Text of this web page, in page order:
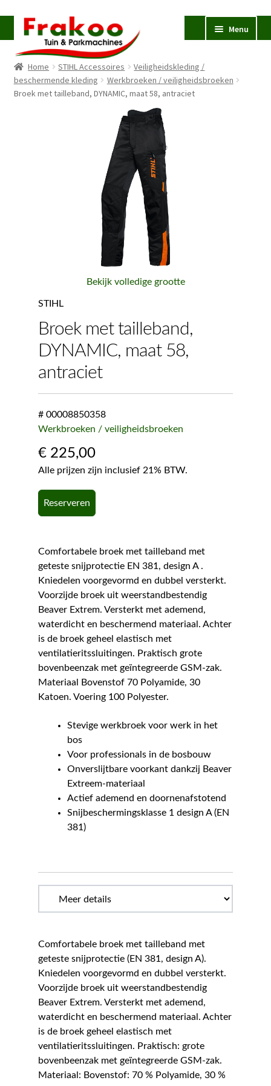
Ga
door
naar
navigatie
Ga
naar
de
inhoud
Menu
Homepage
Verkoop en Reparatie
Home STIHL Accessoires
Veiligheidskleding /
beschermende kleding
Werkbroeken / veiligheidsbroeken
Broek met tailleband, DYNAMIC, maat 58, antraciet
Bekijk volledige grootte
STIHL
Broek met tailleband,
DYNAMIC, maat 58,
antraciet
# 00008850358
Werkbroeken / veiligheidsbroeken
€225,00
Alle prijzen zijn inclusief 21% BTW.
Reserveren
Comfortabele broek met tailleband met
geteste snijprotectie EN 381, design A .
Kniedelen voorgevormd en dubbel versterkt.
Voorzijde broek uit weerstandbestendig
Beaver Extrem. Versterkt met ademend,
waterdicht en beschermend materiaal. Achter
is de broek geheel elastisch met
ventilatieritssluitingen. Praktisch grote
bovenbeenzak met geïntegreerde GSM-zak.
Materiaal Bovenstof 70 Polyamide, 30
Katoen. Voering 100 Polyester.
Stevige werkbroek voor werk in het
bos
Voor professionals in de bosbouw
Onverslijtbare voorkant dankzij Beaver
Extreem-materiaal
Actief ademend en doornenafstotend
Snijbeschermingsklasse 1 design A (EN
381)
Comfortabele broek met tailleband met
geteste snijprotectie (EN 381, design A).
Kniedelen voorgevormd en dubbel versterkt.
Voorzijde broek uit weerstandbestendig
Beaver Extrem. Versterkt met ademend,
waterdicht en beschermend materiaal. Achter
is de broek geheel elastisch met
ventilatieritssluitingen. Praktisch: grote
bovenbeenzak met geïntegreerde GSM-zak.
Materiaal: Bovenstof: 70 % Polyamide, 30 %